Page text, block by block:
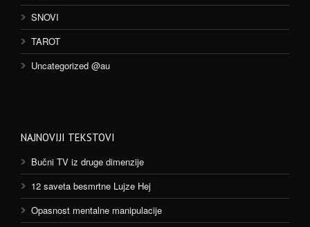
SNOVI
TAROT
Uncategorized @au
NAJNOVIJI TEKSTOVI
Bučni TV iz druge dimenzije
12 saveta besmrtne Lujze Hej
Opasnost mentalne manipulacije